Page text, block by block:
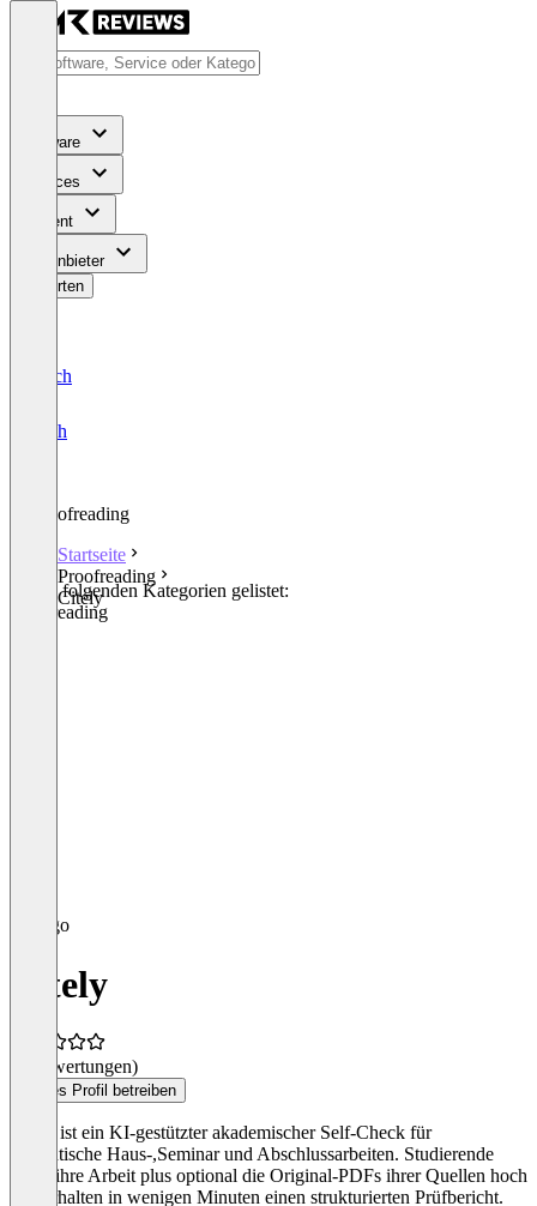
Software
Services
Content
Für Anbieter
Bewerten
Deutsch
English
Proofreading
Startseite
Proofreading
Citely
In den folgenden Kategorien gelistet:
Proofreading
Citely
(0 Bewertungen)
Dieses Profil betreiben
Citely ist ein KI-gestützter akademischer Self-Check für
studentische Haus-,Seminar und Abschlussarbeiten. Studierende
laden ihre Arbeit plus optional die Original-PDFs ihrer Quellen hoch
und erhalten in wenigen Minuten einen strukturierten Prüfbericht.